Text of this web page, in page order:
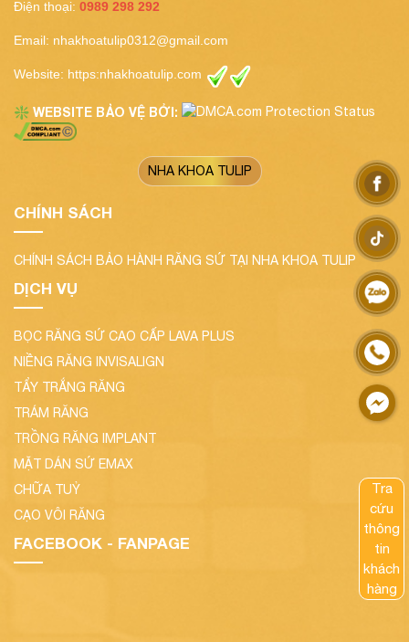
Điện thoại: 0989 298 292
Email: nhakhoatulip0312@gmail.com
Website: https:nhakhoatulip.com
❇️ WEBSITE BẢO VỆ BỞI:
NHA KHOA TULIP
CHÍNH SÁCH
CHÍNH SÁCH BẢO HÀNH RĂNG SỨ TẠI NHA KHOA TULIP
DỊCH VỤ
BỌC RĂNG SỨ CAO CẤP LAVA PLUS
NIỀNG RĂNG INVISALIGN
TẨY TRẮNG RĂNG
TRÁM RĂNG
TRỒNG RĂNG IMPLANT
MẶT DÁN SỨ EMAX
CHỮA TUỶ
CẠO VÔI RĂNG
FACEBOOK - FANPAGE
Tra
cứu
thông
tin
khách
hàng